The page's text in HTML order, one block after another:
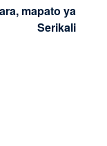
mapato ya
Serikali